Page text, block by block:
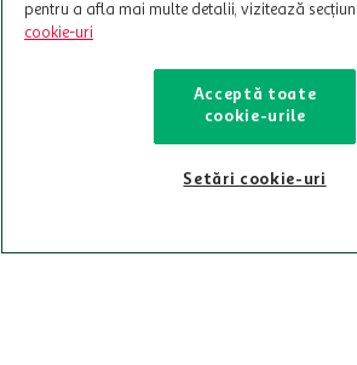
Contacteaza-
021-9141
Contact
pentru a afla mai multe detalii, vizitează
cookie-uri
Acceptă toate
cookie-urile
Setări cookie-uri